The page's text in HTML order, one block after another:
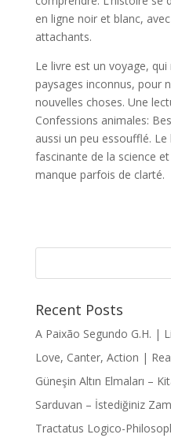
en ligne noir et blanc,
attachants.
Le livre est un voyage,
paysages inconnus, pour
nouvelles choses. Une
Confessions animales:
aussi un peu essoufflé.
fascinante de la science
manque parfois de clarté.
Recent Posts
A Paixão Segundo G.H. |
Love, Canter, Action |
Güneşin Altın Elmaları –
Sarduvan – İstediğiniz
Tractatus Logico-